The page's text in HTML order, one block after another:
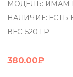
МОДЕЛЬ: ИМАМ
НАЛИЧИЕ: ЕСТЬ
ВЕС: 520 ГР
380.00₽